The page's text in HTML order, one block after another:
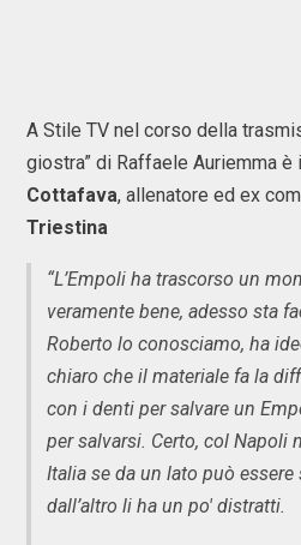
A Stile TV nel corso della
giostra” di Raffaele Auriemma
Cottafava, allenatore ed ex
Triestina
“L’Empoli ha trascorso un
veramente bene, adesso sta
Roberto lo conosciamo, ha
chiaro che il materiale fa la
con i denti per salvare un
per salvarsi. Certo, col Napoli
Italia se da un lato può
dall’altro li ha un po' distratti.